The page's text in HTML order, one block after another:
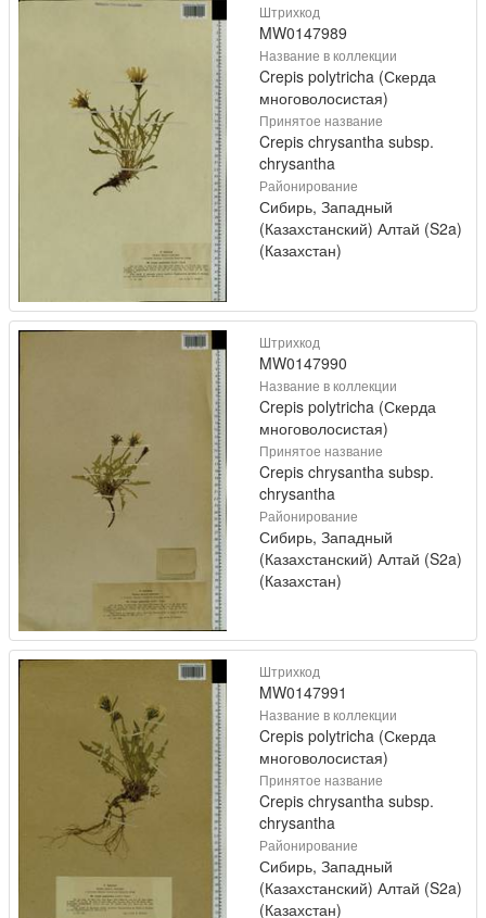
Штрихкод
MW0147989
Название в коллекции
Crepis polytricha (Скерда
многоволосистая)
Принятое название
Crepis chrysantha subsp.
chrysantha
Районирование
Сибирь, Западный
(Казахстанский) Алтай (S2a)
(Казахстан)
Штрихкод
MW0147990
Название в коллекции
Crepis polytricha (Скерда
многоволосистая)
Принятое название
Crepis chrysantha subsp.
chrysantha
Районирование
Сибирь, Западный
(Казахстанский) Алтай (S2a)
(Казахстан)
Штрихкод
MW0147991
Название в коллекции
Crepis polytricha (Скерда
многоволосистая)
Принятое название
Crepis chrysantha subsp.
chrysantha
Районирование
Сибирь, Западный
(Казахстанский) Алтай (S2a)
(Казахстан)